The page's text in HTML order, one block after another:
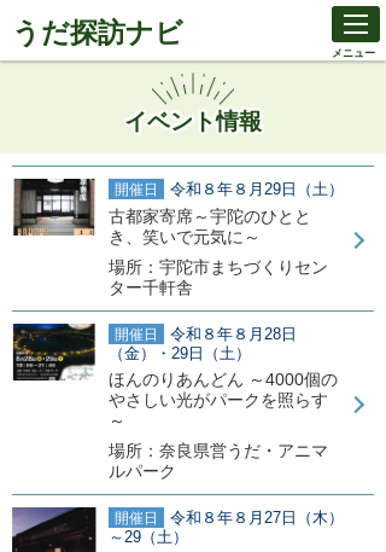
メニュー
うだ探訪ナビ
イベント情報
開催日 令和８年８月29日（土）
古都家寄席～宇陀のひとと
き、笑いで元気に～
場所：宇陀市まちづくりセン
ター千軒舎
開催日
令和８年８月28日
（金）・29日（土）
ほんのりあんどん ～4000個の
やさしい光がパークを照らす
～
場所：奈良県営うだ・アニマ
ルパーク
開催日
令和８年８月27日（木）
～29（土）